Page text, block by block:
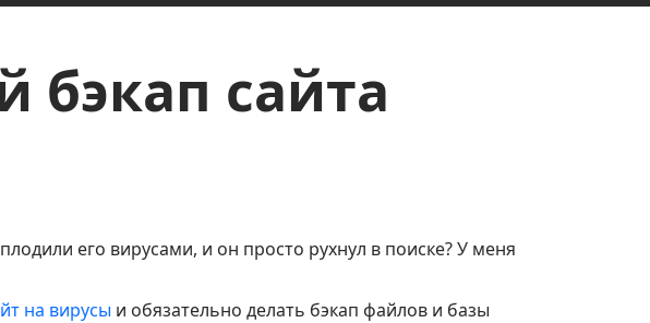
бэкап сайта
его вирусами, и он просто рухнул в поиске? У меня
на вирусы и обязательно делать бэкап файлов и базы